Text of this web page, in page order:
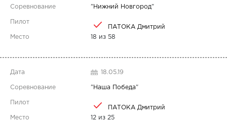
"Нижний Новгород"
ПАТОКА Дмитрий
18 из 58
18.05.19
"Наша Победа"
ПАТОКА Дмитрий
12 из 25